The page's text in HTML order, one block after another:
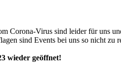
Corona-Virus sind leider für uns
sind Events bei uns so nicht zu
wieder geöffnet!